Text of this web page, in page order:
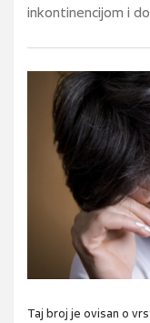
inkontinencijom i
Taj broj je ovisan o